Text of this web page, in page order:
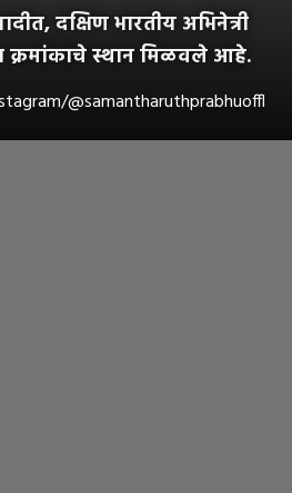
दक्षिण भारतीय अभिनेत्री
क्रमांकाचे स्थान मिळवले आहे.
@samantharuthprabhuoffl